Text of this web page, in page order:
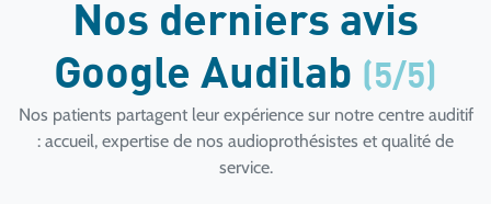
Nos derniers avis
Google Audilab (5/5)
Nos patients partagent leur expérience sur notre centre auditif
: accueil, expertise de nos audioprothésistes et qualité de
service.